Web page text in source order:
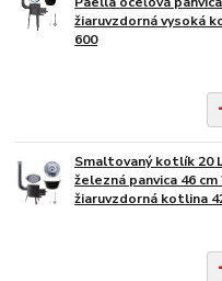
žiaruvzdorná vysoká
600
Smaltovaný kotlík 20
železná panvica 46
žiaruvzdorná kotlina